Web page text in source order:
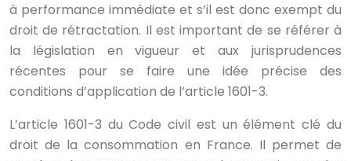
à performance immédiate et s’il est donc exempt du
droit de rétractation. Il est important de se référer à
la législation en vigueur et aux jurisprudences
récentes pour se faire une idée précise des
conditions d’application de l’article 1601-3.
L’article 1601-3 du Code civil est un élément clé du
droit de la consommation en France. Il permet de